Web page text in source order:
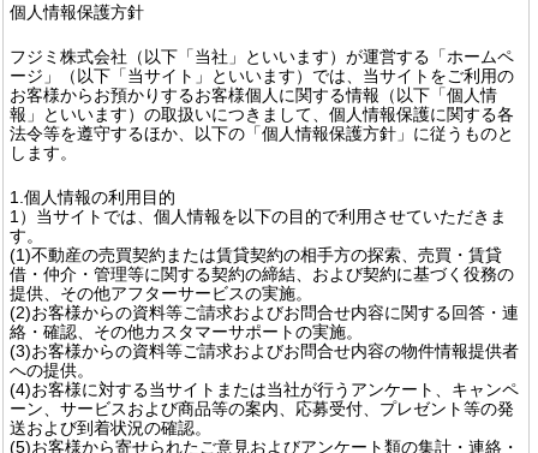
個人情報保護方針
フジミ株式会社（以下「当社」といいます）が運営する「ホームペ
ージ」（以下「当サイト」といいます）では、当サイトをご利用の
お客様からお預かりするお客様個人に関する情報（以下「個人情
報」といいます）の取扱いにつきまして、個人情報保護に関する各
法令等を遵守するほか、以下の「個人情報保護方針」に従うものと
します。
1.個人情報の利用目的
1）当サイトでは、個人情報を以下の目的で利用させていただきま
す。
(1)不動産の売買契約または賃貸契約の相手方の探索、売買・賃貸
借・仲介・管理等に関する契約の締結、および契約に基づく役務の
提供、その他アフターサービスの実施。
(2)お客様からの資料等ご請求およびお問合せ内容に関する回答・連
絡・確認、その他カスタマーサポートの実施。
(3)お客様からの資料等ご請求およびお問合せ内容の物件情報提供者
への提供。
(4)お客様に対する当サイトまたは当社が行うアンケート、キャンペ
ーン、サービスおよび商品等の案内、応募受付、プレゼント等の発
送および到着状況の確認。
(5)お客様から寄せられたご意見およびアンケート類の集計・連絡・